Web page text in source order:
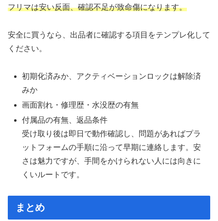
フリマは安い反面、確認不足が致命傷になります。
安全に買うなら、出品者に確認する項目をテンプレ化して
ください。
初期化済みか、アクティベーションロックは解除済
みか
画面割れ・修理歴・水没歴の有無
付属品の有無、返品条件
受け取り後は即日で動作確認し、問題があればプラ
ットフォームの手順に沿って早期に連絡します。安
さは魅力ですが、手間をかけられない人には向きに
くいルートです。
まとめ